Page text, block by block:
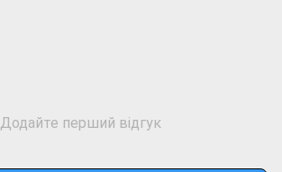
Додайте перший відгук